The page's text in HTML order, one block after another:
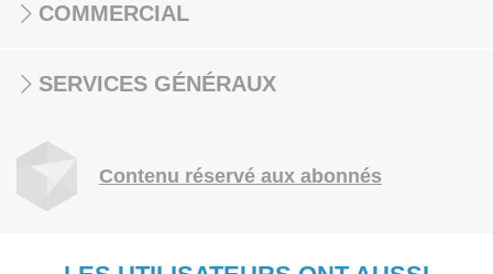
COMMERCIAL
SERVICES GÉNÉRAUX
Contenu réservé aux abonnés